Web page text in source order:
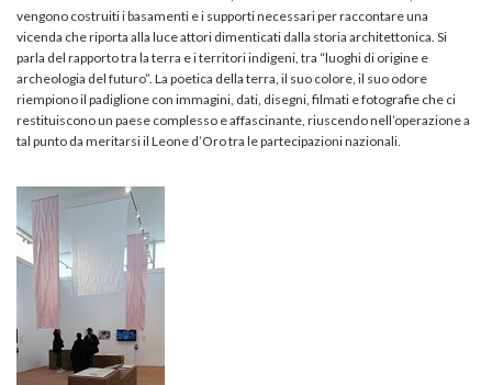
vengono costruiti i basamenti e i supporti necessari per raccontare una
vicenda che riporta alla luce attori dimenticati dalla storia architettonica. Si
parla del rapporto tra la terra e i territori indigeni, tra “luoghi di origine e
archeologia del futuro”. La poetica della terra, il suo colore, il suo odore
riempiono il padiglione con immagini, dati, disegni, filmati e fotografie che ci
restituiscono un paese complesso e affascinante, riuscendo nell’operazione a
tal punto da meritarsi il Leone d’Oro tra le partecipazioni nazionali.